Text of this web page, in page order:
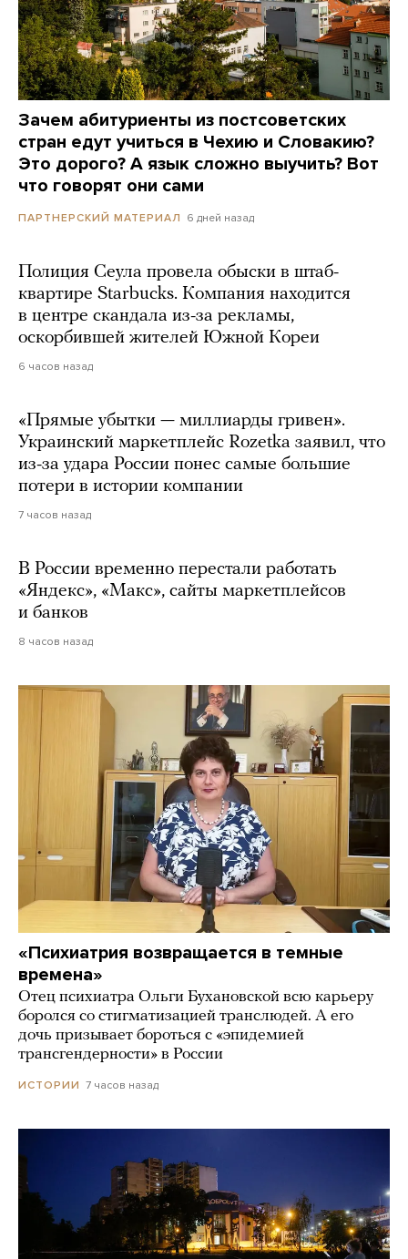
Зачем абитуриенты из постсоветских
стран едут учиться в Чехию и Словакию?
Это дорого? А язык сложно выучить? Вот
что говорят они сами
ПАРТНЕРСКИЙ МАТЕРИАЛ 6 дней назад
Полиция Сеула провела обыски в штаб-
квартире Starbucks. Компания находится
в центре скандала из-за рекламы,
оскорбившей жителей Южной Кореи
6 часов назад
«Прямые убытки — миллиарды гривен».
Украинский маркетплейс Rozetka заявил, что
из-за удара России понес самые большие
потери в истории компании
7 часов назад
В России временно перестали работать
«Яндекс», «Макс», сайты маркетплейсов
и банков
8 часов назад
«Психиатрия возвращается в темные
времена»
Отец психиатра Ольги Бухановской всю карьеру
боролся со стигматизацией транслюдей. А его
дочь призывает бороться с «эпидемией
трансгендерности» в России
ИСТОРИИ 7 часов назад